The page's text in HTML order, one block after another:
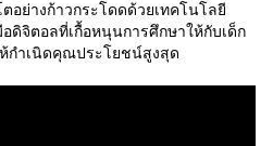
อย่างก้าวกระโดดด้วยเทคโนโลยี
อดิจิตอลที่เกื้อหนุนการศึกษาให้กับเด็ก
กำเนิดคุณประโยชน์สูงสุด